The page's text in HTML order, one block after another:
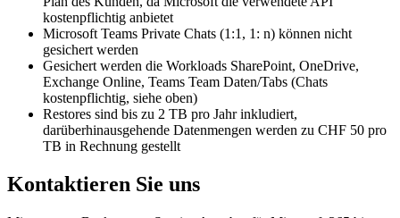
kostenpflichtig anbietet
Microsoft Teams Private Chats (1:1, 1: n) können nicht
gesichert werden
Gesichert werden die Workloads SharePoint, OneDrive,
Exchange Online, Teams Team Daten/Tabs (Chats
kostenpflichtig, siehe oben)
Restores sind bis zu 2 TB pro Jahr inkludiert,
darüberhinausgehende Datenmengen werden zu CHF 50 pro
TB in Rechnung gestellt
Kontaktieren Sie uns